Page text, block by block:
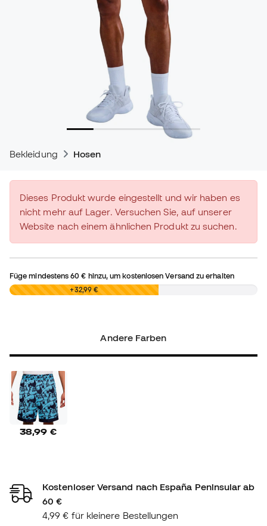
Bekleidung Hosen
Dieses Produkt wurde eingestellt und wir haben es
nicht mehr auf Lager. Versuchen Sie, auf unserer
Website nach einem ähnlichen Produkt zu suchen.
Füge mindestens60 € hinzu, um kostenlosen Versand zu erhalten
0,00 € +32,99 €
Andere Farben
38,99 €
Kostenloser Versand nach España Peninsular ab
60 €
4,99 € für kleinere Bestellungen